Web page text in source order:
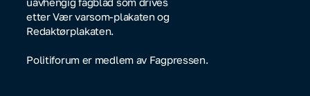
etter Vær varsom-plakaten og
Redaktørplakaten.
Politiforum er medlem av Fagpressen.